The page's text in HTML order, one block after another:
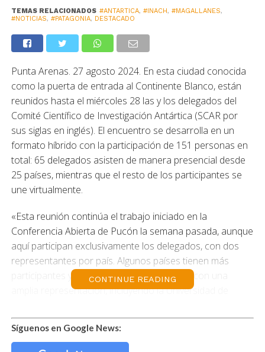
TEMAS RELACIONADOS #ANTARTICA, #INACH, #MAGALLANES,
#NOTICIAS, #PATAGONIA, DESTACADO
Punta Arenas. 27 agosto 2024. En esta ciudad conocida
como la puerta de entrada al Continente Blanco, están
reunidos hasta el miércoles 28 las y los delegados del
Comité Científico de Investigación Antártica (SCAR por
sus siglas en inglés). El encuentro se desarrolla en un
formato híbrido con la participación de 151 personas en
total: 65 delegados asisten de manera presencial desde
25 países, mientras que el resto de los participantes se
une virtualmente.
«Esta reunión continúa el trabajo iniciado en la
Conferencia Abierta de Pucón la semana pasada, aunque
aquí participan exclusivamente los delegados, con dos
representantes por país. Algunos países tienen más
participantes y como anfitriones contamos con una
amplia representación, incluyendo la Universidad de
Antártico Chileno (INACH), Gino Casassa.
CONTINUE READING
Síguenos en Google News: